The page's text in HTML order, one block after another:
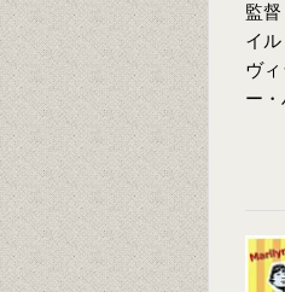
監
イ
ヴ
ー